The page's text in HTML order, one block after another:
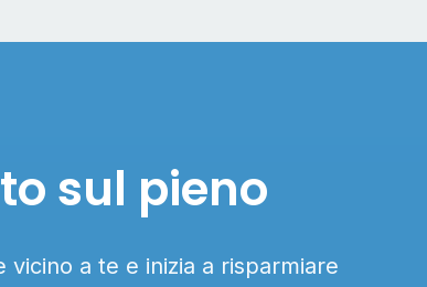
sul pieno
a te e inizia a risparmiare